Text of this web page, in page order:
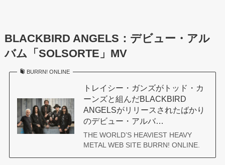
BLACKBIRD ANGELS：デビュー・アル
バム「SOLSORTE」MV
BURRN! ONLINE
トレイシー・ガンズがトッド・カ
ーンズと組んだBLACKBIRD
ANGELSがリリースされたばかり
のデビュー・アルバ…
THE WORLD’S HEAVIEST HEAVY
METAL WEB SITE BURRN! ONLINE.